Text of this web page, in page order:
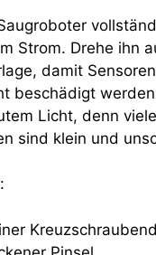
Strom. Drehe ihn
damit
beschädigt
Licht, denn viele
sind klein und